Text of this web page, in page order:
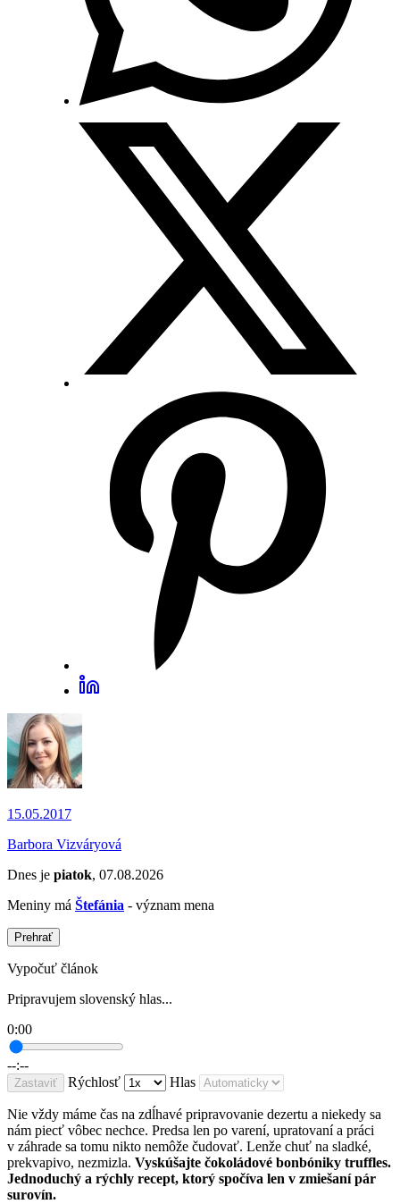
15.05.2017
Barbora Vizváryová
Dnes je piatok, 07.08.2026
Meniny má Štefánia - význam mena
Prehrať
Vypočuť článok
Pripravujem slovenský hlas...
0:00
--:--
Zastaviť Rýchlosť Hlas
Nie vždy máme čas na zdĺhavé pripravovanie dezertu a niekedy sa
nám piecť vôbec nechce. Predsa len po varení, upratovaní a práci
v záhrade sa tomu nikto nemôže čudovať. Lenže chuť na sladké,
prekvapivo, nezmizla. Vyskúšajte čokoládové bonbóniky truffles.
Jednoduchý a rýchly recept, ktorý spočíva len v zmiešaní pár
surovín.